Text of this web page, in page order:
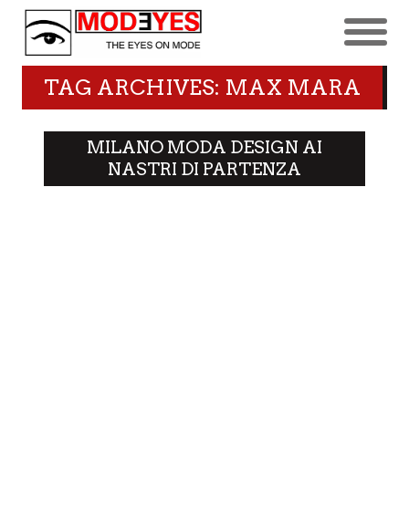
TAG ARCHIVES: MAX MARA
MILANO MODA DESIGN AI
NASTRI DI PARTENZA